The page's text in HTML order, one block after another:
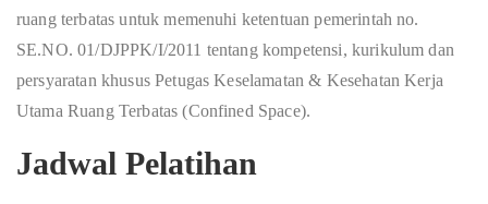
ruang terbatas untuk memenuhi ketentuan pemerintah no.
SE.NO. 01/DJPPK/I/2011 tentang kompetensi, kurikulum dan
persyaratan khusus Petugas Keselamatan & Kesehatan Kerja
Utama Ruang Terbatas (Confined Space).
Jadwal Pelatihan